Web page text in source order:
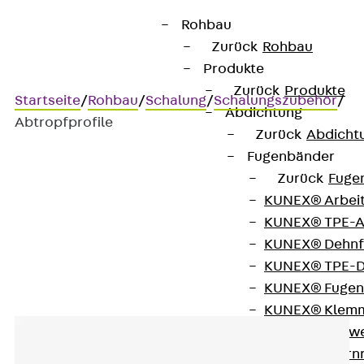
Rohbau
Zurück Rohbau
Produkte
Zurück Produkte
Abdichtung
Zurück
Fugenbänder
Zurück
KUNEX®
KUNEX®
KUNEX®
KUNEX®
KUNEX®
KUNEX®
KUNEX®
KUNEX®
Startseite/Rohbau/Schalung/Schalungszubehör/
Abtropfprofile
Leiste mit Abtropfprofil